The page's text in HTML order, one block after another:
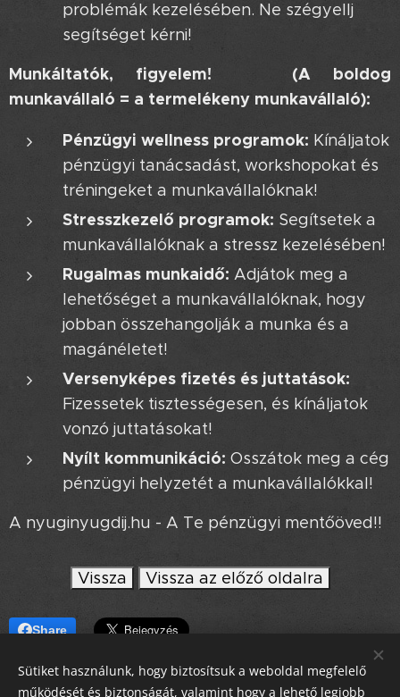
problémák kezelésében. Ne szégyellj
segítséget kérni!
Munkáltatók, figyelem! 📢 (A boldog
munkavállaló = a termelékeny munkavállaló):
Pénzügyi wellness programok: Kínáljatok
pénzügyi tanácsadást, workshopokat és
tréningeket a munkavállalóknak!
Stresszkezelő programok: Segítsetek a
munkavállalóknak a stressz kezelésében!
Rugalmas munkaidő: Adjátok meg a
lehetőséget a munkavállalóknak, hogy
jobban összehangolják a munka és a
magánéletet!
Versenyképes fizetés és juttatások:
Fizessetek tisztességesen, és kínáljatok
vonzó juttatásokat!
Nyílt kommunikáció: Osszátok meg a cég
pénzügyi helyzetét a munkavállalókkal!
A nyuginyugdij.hu - A Te pénzügyi mentőöved!!
Vissza Vissza az előző oldalra
Share
Sütiket használunk, hogy biztosítsuk a weboldal megfelelő
működését és biztonságát, valamint hogy a lehető legjobb